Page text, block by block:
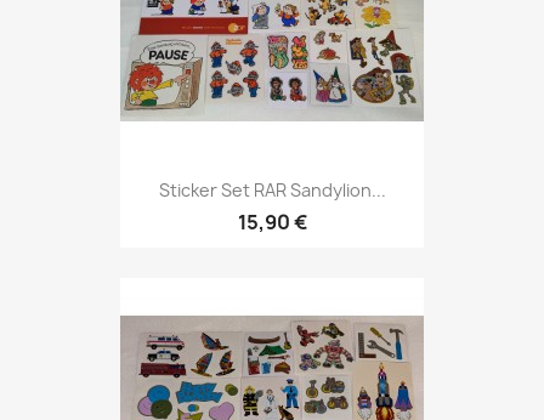
Sticker Set RAR Sandylion...
15,90 €